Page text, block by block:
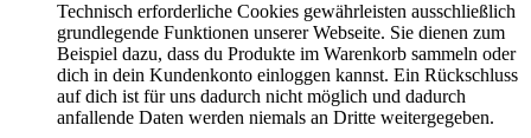
Technisch erforderliche Cookies gewährleisten ausschließlich
grundlegende Funktionen unserer Webseite. Sie dienen zum
Beispiel dazu, dass du Produkte im Warenkorb sammeln oder
dich in dein Kundenkonto einloggen kannst. Ein Rückschluss
auf dich ist für uns dadurch nicht möglich und dadurch
anfallende Daten werden niemals an Dritte weitergegeben.